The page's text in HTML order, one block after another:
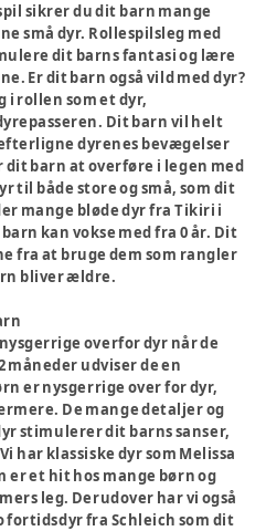
sikrer du dit barn mange
små dyr. Rollespilsleg med
dit barns fantasi og lære
Er dit barn også vild med dyr?
i rollen som et dyr,
Dit barn vil helt
dyrenes bevægelser
dit barn at overføre i legen med
til både store og små, som dit
mange bløde dyr fra Tikiri i
kan vokse med fra 0 år. Dit
fra at bruge dem som rangler
bliver ældre.
overfor dyr når de
måneder udviser de en
er nysgerrige over for dyr,
De mange detaljer og
stimulerer dit barns sanser,
har klassiske dyr som Melissa
er et hit hos mange børn og
leg. Derudover har vi også
fra Schleich som dit